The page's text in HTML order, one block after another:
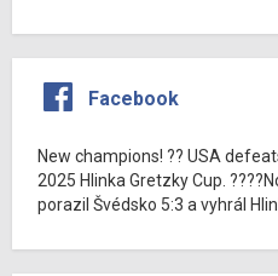
Facebook
New champions! ?? USA
2025 Hlinka Gretzky Cup.
porazil Švédsko 5:3 a vyhrál